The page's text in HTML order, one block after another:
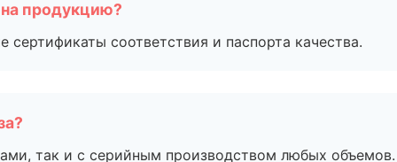
продукцию?
соответствия и паспорта качества.
так и с серийным производством любых объемов.